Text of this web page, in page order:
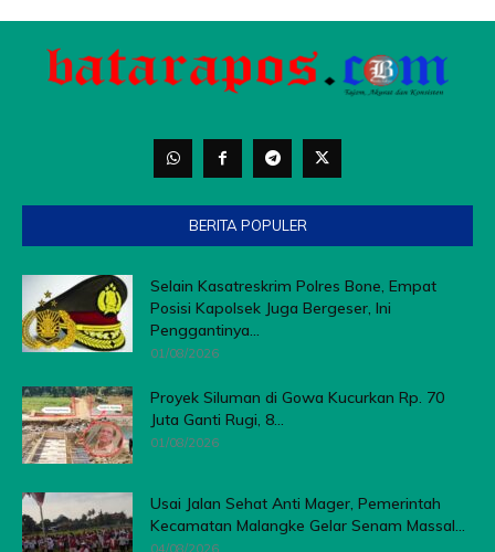
BERITA POPULER
Selain Kasatreskrim Polres Bone, Empat
Posisi Kapolsek Juga Bergeser, Ini
Penggantinya...
01/08/2026
Proyek Siluman di Gowa Kucurkan Rp. 70
Juta Ganti Rugi, 8...
01/08/2026
Usai Jalan Sehat Anti Mager, Pemerintah
Kecamatan Malangke Gelar Senam Massal...
04/08/2026